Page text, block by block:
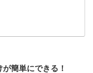
簡単にできる！